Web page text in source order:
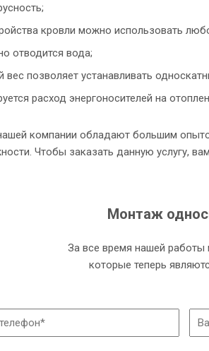
кровли можно использовать
отводится вода;
вес позволяет устанавливать
расход энергоносителей на
компании обладают большим
Чтобы заказать данную услугу,
Монтаж
За все время нашей работы
которые теперь